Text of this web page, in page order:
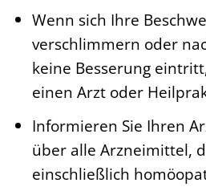
Wenn sich Ihre
verschlimmern oder
keine Besserung
einen Arzt oder
Informieren Sie Ihren
über alle Arzneimittel,
einschließlich